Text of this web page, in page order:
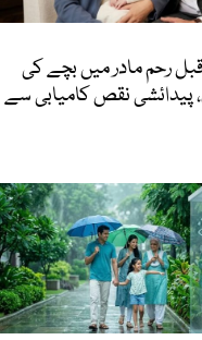
رحم مادر میں بچے کی
پیدائشی نقص کامیابی سے